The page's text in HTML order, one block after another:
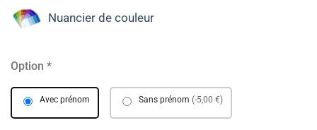
Nuancier de couleur
Option *
Avec prénom Sans prénom (-5,00 €)